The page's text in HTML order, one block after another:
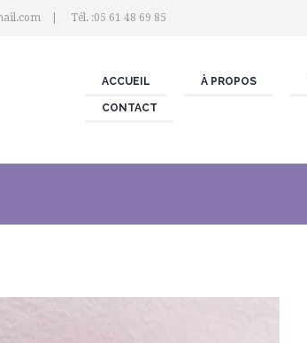
Tél. :05 61 48 69 85
ACCUEIL À PROPOS
CONTACT